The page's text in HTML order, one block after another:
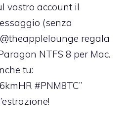
vostro account il
(senza
regala
NTFS 8 per Mac.
tu:
#PNM8TC”